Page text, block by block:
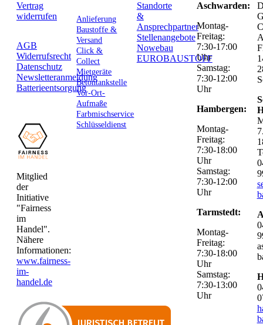
Vertrag
widerrufen
AGB
Widerrufsrecht
Datenschutz
Newsletteranmeldung
Batterieentsorgung
Mitglied
der
Initiative
"Fairness
im
Handel".
Nähere
Informationen:
www.fairness-
im-
handel.de
Anlieferung
Baustoffe &
Versand
Click &
Collect
Mietgeräte
Betontankstelle
Vor-Ort-
Aufmaße
Farbmischservice
Schlüsseldienst
Standorte
&
Ansprechpartner
Stellenangebote
Nowebau
EUROBAUSTOFF
Aschwarden:
Montag-
Freitag:
7:30-17:00
Uhr
Samstag:
7:30-12:00
Uhr
Hambergen:
Montag-
Freitag:
7:30-18:00
Uhr
Samstag:
7:30-12:00
Uhr
Tarmstedt:
Montag-
Freitag:
7:30-18:00
Uhr
Samstag:
7:30-13:00
Uhr